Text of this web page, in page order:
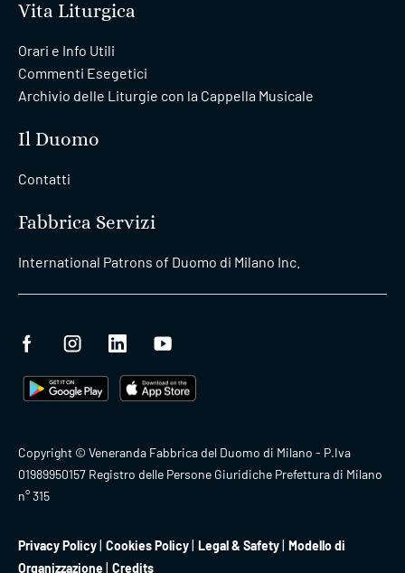
Vita Liturgica
Orari e Info Utili
Commenti Esegetici
Archivio delle Liturgie con la Cappella Musicale
Il Duomo
Contatti
Fabbrica Servizi
International Patrons of Duomo di Milano Inc.
Copyright © Veneranda Fabbrica del Duomo di Milano - P.Iva
01989950157 Registro delle Persone Giuridiche Prefettura di Milano
n° 315
Privacy Policy Cookies Policy Legal & Safety Modello di
Organizzazione Credits